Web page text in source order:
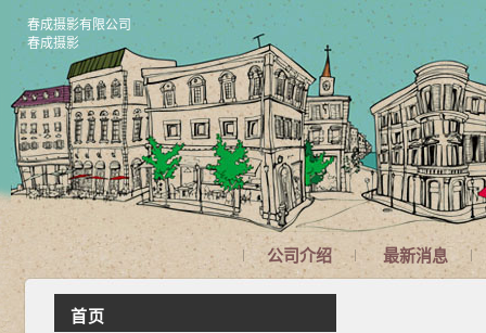
春成摄影有限公司
春成摄影
公司介绍 最新消息
首页